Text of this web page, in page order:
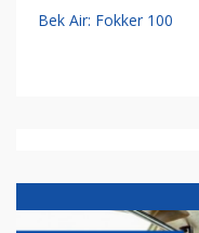
Bek Air: Fokker 100